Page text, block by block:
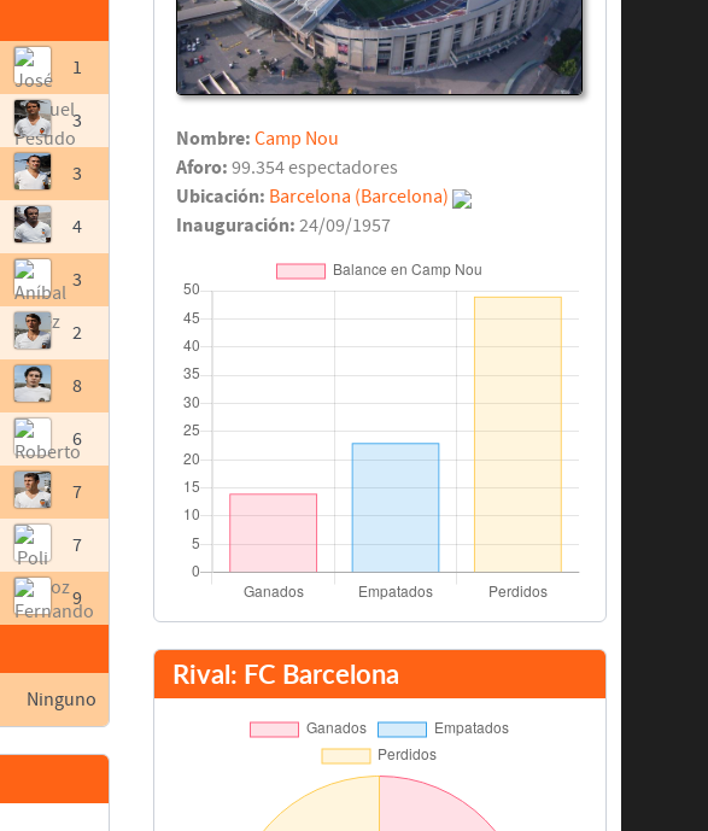
1
3
3
4
3
2
8
6
7
7
9
Ninguno
Nombre: Camp Nou
Aforo: 99.354 espectadores
Ubicación: Barcelona (Barcelona)
Inauguración: 24/09/1957
Rival: FC Barcelona